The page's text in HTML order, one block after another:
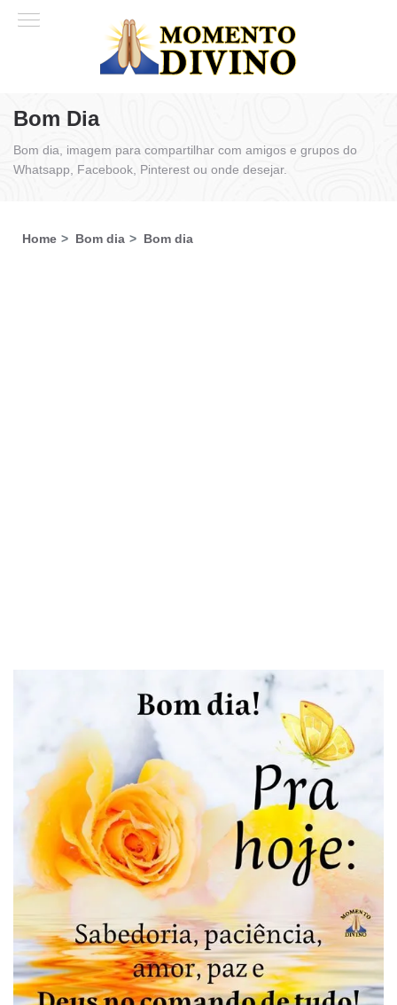
Bom Dia
Bom dia, imagem para compartilhar com amigos e grupos do
Whatsapp, Facebook, Pinterest ou onde desejar.
Home Bom dia Bom dia